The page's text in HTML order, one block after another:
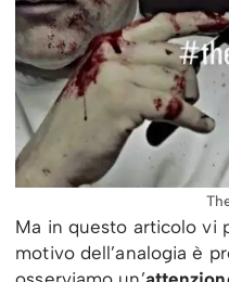
Ma in questo articolo vi
motivo dell’analogia è